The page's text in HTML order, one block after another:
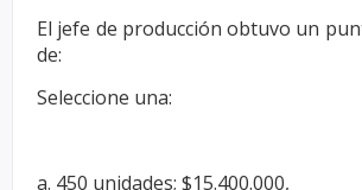
El jefe de producción obtuvo un
de:
Seleccione una:
a. 450 unidades; $15.400.000,